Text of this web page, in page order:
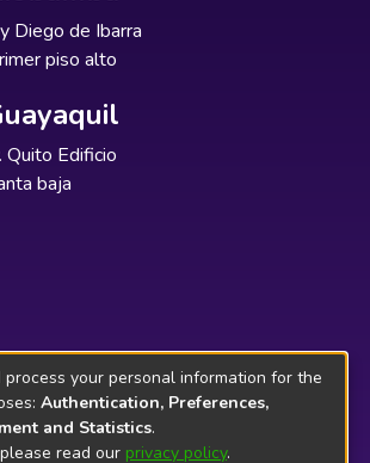
Diego de Ibarra
piso alto
Edificio
baja
your personal information for the
Authentication, Preferences,
and Statistics.
read our privacy policy.